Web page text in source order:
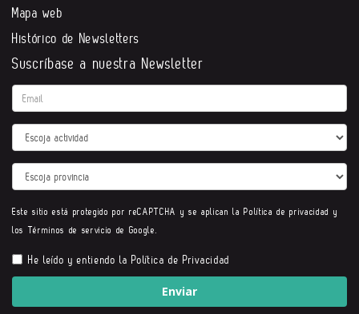
Mapa web
Histórico de Newsletters
Suscríbase a nuestra Newsletter
Email
Actividad
Provincia
Este sitio está protegido por reCAPTCHA y se aplican laPolítica de privacidad y
los Términos de servicio de Google.
He leído y entiendo laPolítica de Privacidad
Enviar